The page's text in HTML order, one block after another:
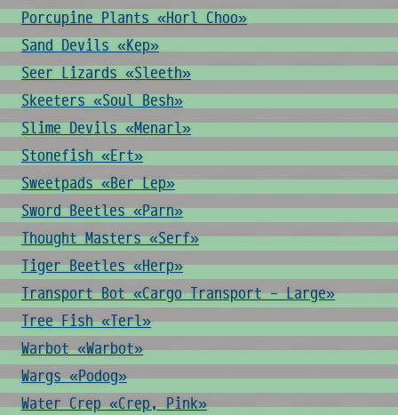
Porcupine Plants «Horl Choo»
Sand Devils «Kep»
Seer Lizards «Sleeth»
Skeeters «Soul Besh»
Slime Devils «Menarl»
Stonefish «Ert»
Sweetpads «Ber Lep»
Sword Beetles «Parn»
Thought Masters «Serf»
Tiger Beetles «Herp»
Transport Bot «Cargo Transport - Large»
Tree Fish «Terl»
Warbot «Warbot»
Wargs «Podog»
Water Crep «Crep, Pink»